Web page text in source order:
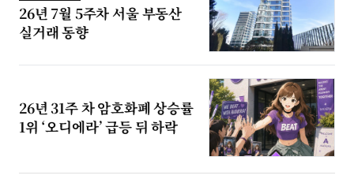
26년 7월 5주차 서울 부동산
실거래 동향
26년 31주 차 암호화폐 상승률
1위 ‘오디에라’ 급등 뒤 하락